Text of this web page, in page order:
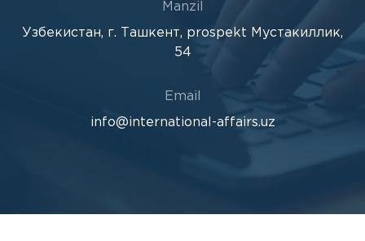
Manzil
Узбекистан, г. Ташкент, prospekt Мустакиллик,
54
Email
info@international-affairs.uz